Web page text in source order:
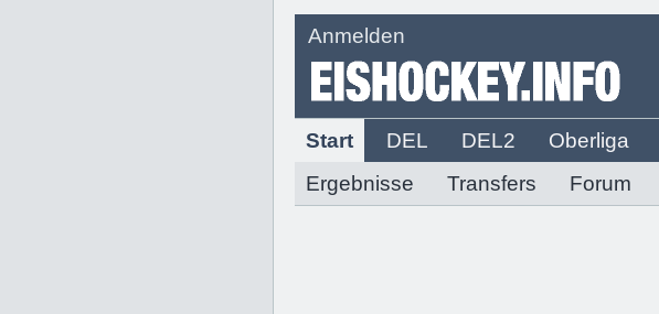
Anmelden
Start DEL DEL2 Oberliga
Ergebnisse
Transfers Forum